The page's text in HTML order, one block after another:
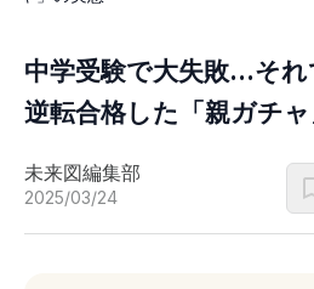
中学受験で大失敗...そ
逆転合格した「親ガチ
未来図編集部
2025/03/24